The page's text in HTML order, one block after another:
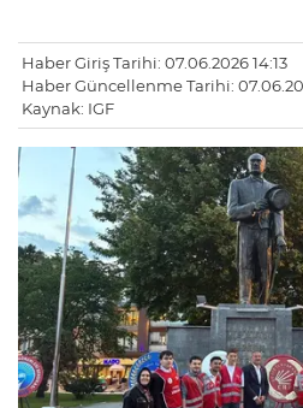
Haber Giriş Tarihi: 07.06.2026 14:13
Haber Güncellenme Tarihi:
Kaynak: IGF